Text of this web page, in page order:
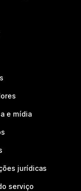
e mídia
jurídicas
serviço